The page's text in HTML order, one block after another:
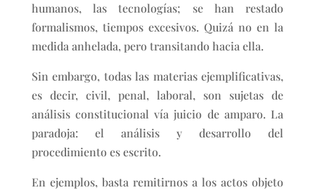
humanos, las tecnologías; se han restado
formalismos, tiempos excesivos. Quizá no en la
medida anhelada, pero transitando hacia ella.
Sin embargo, todas las materias ejemplificativas,
es decir, civil, penal, laboral, son sujetas de
análisis constitucional vía juicio de amparo. La
paradoja: el análisis y desarrollo del
procedimiento es escrito.
En ejemplos, basta remitirnos a los actos objeto